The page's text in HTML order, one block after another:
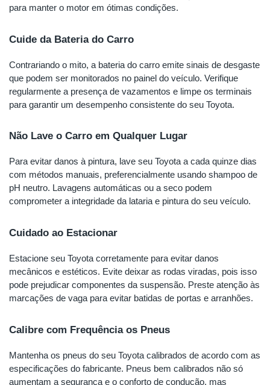
para manter o motor em ótimas condições.
Cuide da Bateria do Carro
Contrariando o mito, a bateria do carro emite sinais de desgaste
que podem ser monitorados no painel do veículo. Verifique
regularmente a presença de vazamentos e limpe os terminais
para garantir um desempenho consistente do seu Toyota.
Não Lave o Carro em Qualquer Lugar
Para evitar danos à pintura, lave seu Toyota a cada quinze dias
com métodos manuais, preferencialmente usando shampoo de
pH neutro. Lavagens automáticas ou a seco podem
comprometer a integridade da lataria e pintura do seu veículo.
Cuidado ao Estacionar
Estacione seu Toyota corretamente para evitar danos
mecânicos e estéticos. Evite deixar as rodas viradas, pois isso
pode prejudicar componentes da suspensão. Preste atenção às
marcações de vaga para evitar batidas de portas e arranhões.
Calibre com Frequência os Pneus
Mantenha os pneus do seu Toyota calibrados de acordo com as
especificações do fabricante. Pneus bem calibrados não só
aumentam a segurança e o conforto de condução, mas